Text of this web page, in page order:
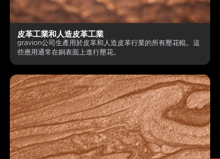
皮革工業和人造皮革工業
gravion公司生產用於皮革和人造皮革行業的所有壓花輥。這
些應用通常在銅表面上進行壓花。